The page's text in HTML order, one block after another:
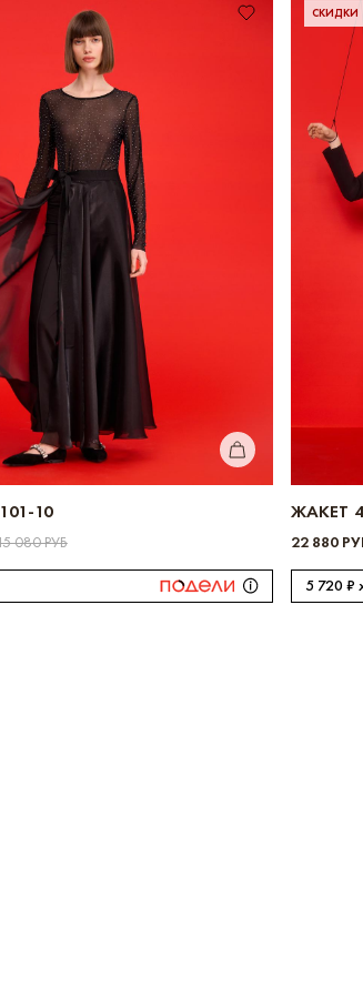
КУПИТЬ
10
080 РУБ
СКИДКИ
ЖАКЕТ
22 880
5 720 ₽